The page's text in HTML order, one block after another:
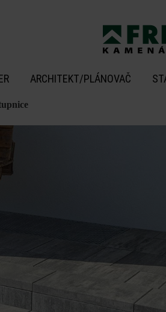
ARCHITEKT/PLÁNOVAČ